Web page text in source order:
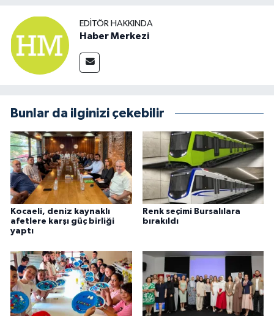
EDITÖR HAKKINDA
Haber Merkezi
Bunlar da ilginizi çekebilir
Kocaeli, deniz kaynaklı
afetlere karşı güç birliği
yaptı
Renk seçimi Bursalılara
bırakıldı